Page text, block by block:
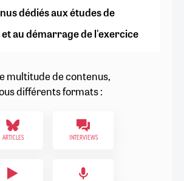
dédiés aux études de
au démarrage de l'exercice
multitude de contenus,
différents formats :
ARTICLES INTERVIEWS